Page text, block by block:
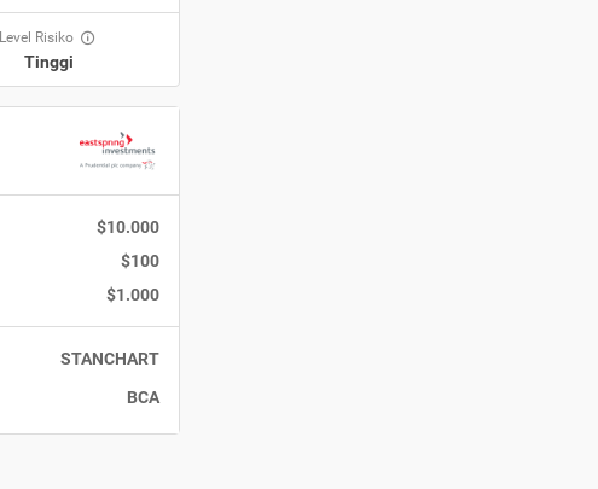
Level Risiko
Tinggi
$10.000
$100
$1.000
STANCHART
BCA